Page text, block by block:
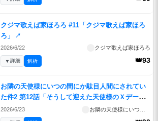
クジマ歌えば家ほろろ #11「クジマ歌えば家ほろ
ろ」
↗
2026/6/22 クジマ歌えば家ほろろ
👑93
▼詳細 解析
お隣の天使様にいつの間にか駄目人間にされてい
た件2 第12話「そうして迎えた天使様のＸデー」
↗
2026/6/23